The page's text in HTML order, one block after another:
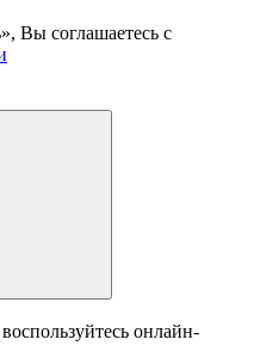
Вы соглашаетесь с
онлайн-